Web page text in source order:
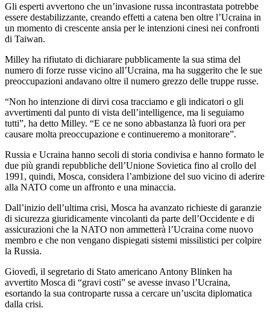
Gli esperti avvertono che un’invasione russa incontrastata potrebbe
essere destabilizzante, creando effetti a catena ben oltre l’Ucraina in
un momento di crescente ansia per le intenzioni cinesi nei confronti
di Taiwan.
Milley ha rifiutato di dichiarare pubblicamente la sua stima del
numero di forze russe vicino all’Ucraina, ma ha suggerito che le sue
preoccupazioni andavano oltre il numero grezzo delle truppe russe.
“Non ho intenzione di dirvi cosa tracciamo e gli indicatori o gli
avvertimenti dal punto di vista dell’intelligence, ma li seguiamo
tutti”, ha detto Milley. “E ce ne sono abbastanza là fuori ora per
causare molta preoccupazione e continueremo a monitorare”.
Russia e Ucraina hanno secoli di storia condivisa e hanno formato le
due più grandi repubbliche dell’Unione Sovietica fino al crollo del
1991, quindi, Mosca, considera l’ambizione del suo vicino di aderire
alla NATO come un affronto e una minaccia.
Dall’inizio dell’ultima crisi, Mosca ha avanzato richieste di garanzie
di sicurezza giuridicamente vincolanti da parte dell’Occidente e di
assicurazioni che la NATO non ammetterà l’Ucraina come nuovo
membro e che non vengano dispiegati sistemi missilistici per colpire
la Russia.
Giovedì, il segretario di Stato americano Antony Blinken ha
avvertito Mosca di “gravi costi” se avesse invaso l’Ucraina,
esortando la sua controparte russa a cercare un’uscita diplomatica
dalla crisi.